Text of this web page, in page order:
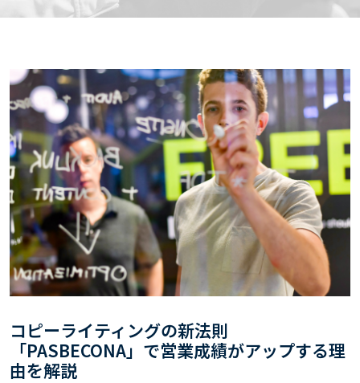
コピーライティングの新法則
「PASBECONA」で営業成績がアップする理
由を解説